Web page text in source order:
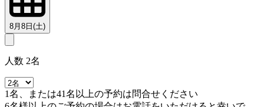
8月8日(土)
人数 2名
1名、または41名以上の予約は問合せください